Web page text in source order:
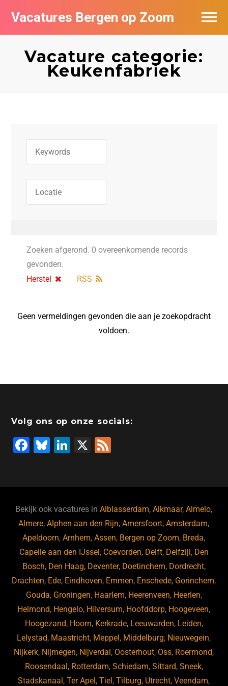
Vacatures Bergen op Zoom
Vacature categorie:
Keukenfabriek
Zoeken afgerond. 0 overeenkomende records
gevonden.
Herstel
RSS
Geen vermeldingen gevonden die aan je zoekopdracht
voldoen.
Volg ons op onze socials:
F
b
o
o
k
Bl
ky
Li
dI
n
X
Bekijk ook vacatures inAlblasserdam,Alkmaar,Almelo,
Almere,Alphen aan den Rijn,Amersfoort,Amsterdam,
Apeldoorn,Arnhem,Assen, Bergen op Zoom, Breda,
Capelle aan den IJssel , Coevorden, Delft, Delfzijl , Den
Bosch, Den Haag, Deventer, Doetinchem, Dordrecht,
Drachten, Ede, Eindhoven, Emmen, Enschede, Gorinchem,
Gouda, Groningen, Haarlem, Heerenveen, Heerlen,
Helmond, Hengelo, Hilversum, Hoofddorp, Hoogeveen,
Hoogezand, Hoorn, Kerkrade, Leeuwarden, Leiden,
Lelystad, Maastricht, Meppel , Middelburg, Nieuwegein,
Nijkerk, Nijmegen, Nijverdal , Oosterhout, Oss, Roermond,
Roosendaal , Rotterdam, Schiedam, Sittard, Sneek,
Stadskanaal ,Ter Apel ,Tiel ,Tilburg, Utrecht,Veendam,
Vacatures per bedrijf
De populairste vacatures in Bergen op